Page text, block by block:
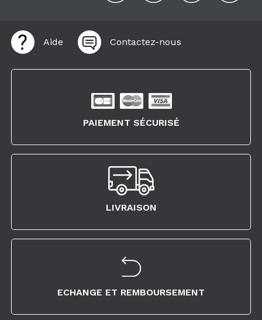
Aide Contactez-nous
PAIEMENT SÉCURISÉ
LIVRAISON
ECHANGE ET REMBOURSEMENT